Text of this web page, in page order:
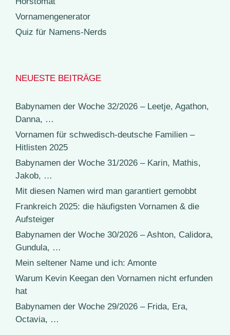
Vornamengenerator
Quiz für Namens-Nerds
NEUESTE BEITRÄGE
Babynamen der Woche 32/2026 – Leetje, Agathon,
Danna, …
Vornamen für schwedisch-deutsche Familien –
Hitlisten 2025
Babynamen der Woche 31/2026 – Karin, Mathis,
Jakob, …
Mit diesen Namen wird man garantiert gemobbt
Frankreich 2025: die häufigsten Vornamen & die
Aufsteiger
Babynamen der Woche 30/2026 – Ashton, Calidora,
Gundula, …
Mein seltener Name und ich: Amonte
Warum Kevin Keegan den Vornamen nicht erfunden
hat
Babynamen der Woche 29/2026 – Frida, Era,
Octavia, …